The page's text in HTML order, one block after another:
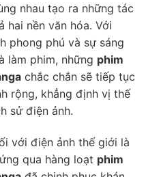
nhau tạo ra những tác
hai nền văn hóa. Với
phong phú và sự sáng
làm phim, những phim
chắc chắn sẽ tiếp tục
rộng, khẳng định vị thế
sử điện ảnh.
với điện ảnh thế giới là
qua hàng loạt phim